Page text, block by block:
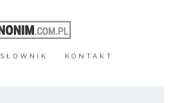
SŁOWNIK KONTAKT